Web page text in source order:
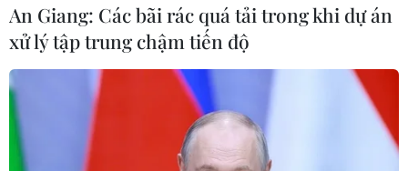
Gia Lai chấp thuận hai dự án chăn
nuôi công nghệ cao trị giá hơn 3.600
05/08/2026 06:29
Walt Disney đồng ý bán 50% cổ phần
An Giang: Các bãi rác quá tải trong khi dự án
xử lý tập trung chậm tiến độ